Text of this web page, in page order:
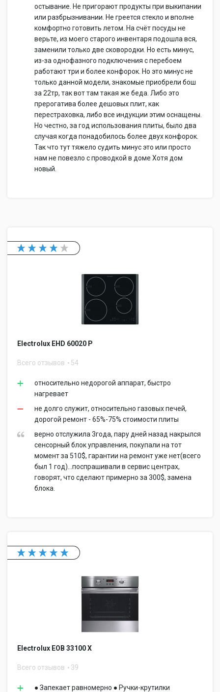
остывание. Не пригорают продукты при выкипании
или разбрызнивании. Не греется стекло и вполне
комфортно готовить летом. На счёт посуды не
верьте, из моего старого инвентаря подошла вся,
заменили только две сковородки. Но есть минус,
из-за однофазного подключения с перебоем
работают три и более конфорок. Но это минус не
только данной модели, знакомые приобрели бош
за 22тр, так вот там такая же беда. Либо это
прерогатива более дешовых плит, как
перестраховка, либо все индукции этим оснащены.
Но честно, за год использования плиты, было два
случая когда понадобилось более двух конфорок.
Так что тут тяжело судить минус это или просто
нам не повезло с проводкой в доме Хотя дом
новый.
Electrolux EHD 60020 P
Всего отзывов 54
относительно недорогой аппарат, быстро
нагревает
не долго служит, относительно газовых печей,
дорогой ремонт - 65%-75% стоимости плиты
верно отслужила 3года, пару дней назад накрылся
сенсорный блок управления, покупали на тот
момент за 510$, гарантии на ремонт уже нет(всего
был 1 год)...поспрашивали в сервис центрах,
говорят, что сделают примерно за 300$, замена
блока.
Electrolux EOB 33100 X
Всего отзывов 39
● Запекает равномерно ● Ручки-крутилки